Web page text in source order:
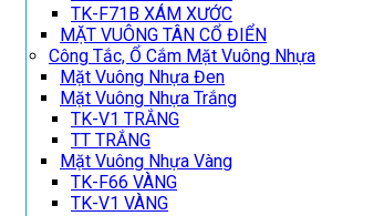
TK-F71B XÁM XƯỚC
MẶT VUÔNG TÂN CỔ ĐIỂN
Công Tắc, Ổ Cắm Mặt Vuông Nhựa
Mặt Vuông Nhựa Đen
Mặt Vuông Nhựa Trắng
TK-V1 TRẮNG
TT TRẮNG
Mặt Vuông Nhựa Vàng
TK-F66 VÀNG
TK-V1 VÀNG